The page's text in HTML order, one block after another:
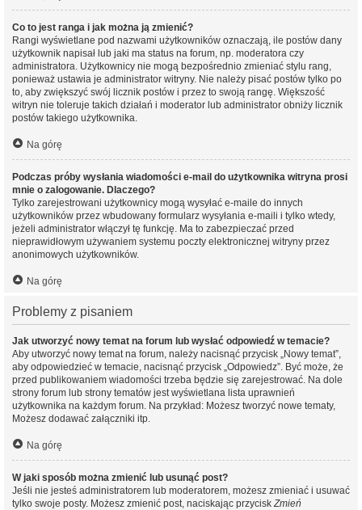
Co to jest ranga i jak można ją zmienić?
Rangi wyświetlane pod nazwami użytkowników oznaczają, ile postów dany
użytkownik napisał lub jaki ma status na forum, np. moderatora czy
administratora. Użytkownicy nie mogą bezpośrednio zmieniać stylu rang,
ponieważ ustawia je administrator witryny. Nie należy pisać postów tylko po
to, aby zwiększyć swój licznik postów i przez to swoją rangę. Większość
witryn nie toleruje takich działań i moderator lub administrator obniży licznik
postów takiego użytkownika.
Na górę
Podczas próby wysłania wiadomości e-mail do użytkownika witryna prosi
mnie o zalogowanie. Dlaczego?
Tylko zarejestrowani użytkownicy mogą wysyłać e-maile do innych
użytkowników przez wbudowany formularz wysyłania e-maili i tylko wtedy,
jeżeli administrator włączył tę funkcję. Ma to zabezpieczać przed
nieprawidłowym używaniem systemu poczty elektronicznej witryny przez
anonimowych użytkowników.
Na górę
Problemy z pisaniem
Jak utworzyć nowy temat na forum lub wysłać odpowiedź w temacie?
Aby utworzyć nowy temat na forum, należy nacisnąć przycisk „Nowy temat”,
aby odpowiedzieć w temacie, nacisnąć przycisk „Odpowiedz”. Być może, że
przed publikowaniem wiadomości trzeba będzie się zarejestrować. Na dole
strony forum lub strony tematów jest wyświetlana lista uprawnień
użytkownika na każdym forum. Na przykład: Możesz tworzyć nowe tematy,
Możesz dodawać załączniki itp.
Na górę
W jaki sposób można zmienić lub usunąć post?
Jeśli nie jesteś administratorem lub moderatorem, możesz zmieniać i usuwać
tylko swoje posty. Możesz zmienić post, naciskając przyciskZmień